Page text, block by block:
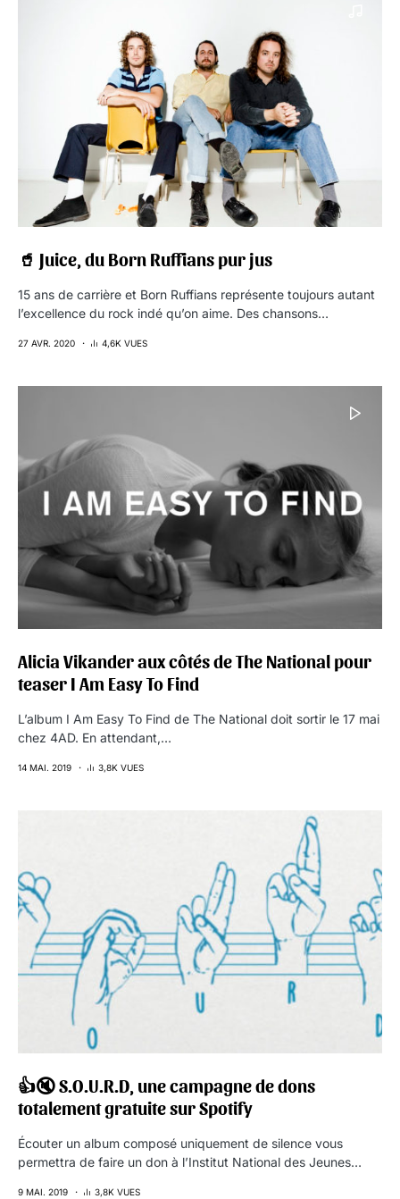
🥤 Juice, du Born Ruffians pur jus
15 ans de carrière et Born Ruffians représente toujours autant
l’excellence du rock indé qu’on aime. Des chansons…
27 AVR. 2020 4,6K VUES
Alicia Vikander aux côtés de The National pour
teaser I Am Easy To Find
L’album I Am Easy To Find de The National doit sortir le 17 mai
chez 4AD. En attendant,…
14 MAI. 2019 3,8K VUES
👍🔇 S.O.U.R.D, une campagne de dons
totalement gratuite sur Spotify
Écouter un album composé uniquement de silence vous
permettra de faire un don à l’Institut National des Jeunes…
9 MAI. 2019 3,8K VUES